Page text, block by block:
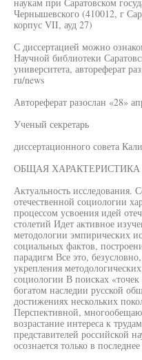
Чернышевского (410012, г
корпус VII, ауд 27)
С диссертацией можно
Научной библиотеки
университета, автореферат
ru/news
Автореферат разослан «28»
Ученый секретарь
диссертационного совета
ОБЩАЯ ХАРАКТЕРИСТИКА
Актуальность исследования.
отечественной социологии
процессом усвоения идей
столетий Идет активное
методологии эмпирических
социальных фактов,
парадигм Все это,
укрепления
социологии В поисках
богатом наследии русской
достижениях нескольких
Перспективной,
возрастание интереса к
представителей российской
осознается только в